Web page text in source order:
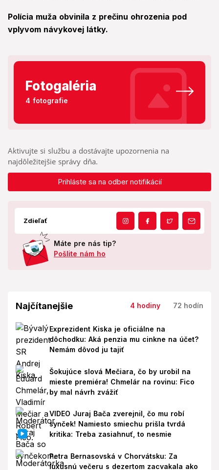
Polícia muža obvinila z prečinu ohrozenia pod
vplyvom návykovej látky.
Fotogaléria
4 fotografie
Aktivujte si službu a dostávajte upozornenia na
najdôležitejšie správy dňa.
Prihláste sa na odber notifikácií
Zdieľať
Máte pre nás tip?
Pošlite nám ho
Najčítanejšie 4 hodiny 72 hodín
Exprezident Kiska je oficiálne na
dôchodku: Aká penzia mu cinkne na účet?
Nemám dôvod ju tajiť
Šokujúce slová Mečiara, čo by urobil na
mieste premiéra! Chmelár na rovinu: Fico
by mal návrh zvážiť
VIDEO Juraj Bača zverejnil, čo mu robí
synček! Namiesto smiechu prišla tvrdá
kritika: Treba zasiahnuť, to nesmie
Petra Bernasovská v Chorvátsku: Za
luxusnú večeru s dezertom zacvakala ako